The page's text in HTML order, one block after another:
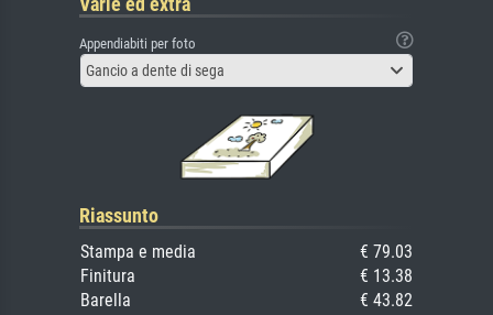
Appendiabiti per foto
Gancio a dente di sega
Riassunto
Stampa e media
€ 79.03
Finitura
€ 13.38
Barella
€ 43.82